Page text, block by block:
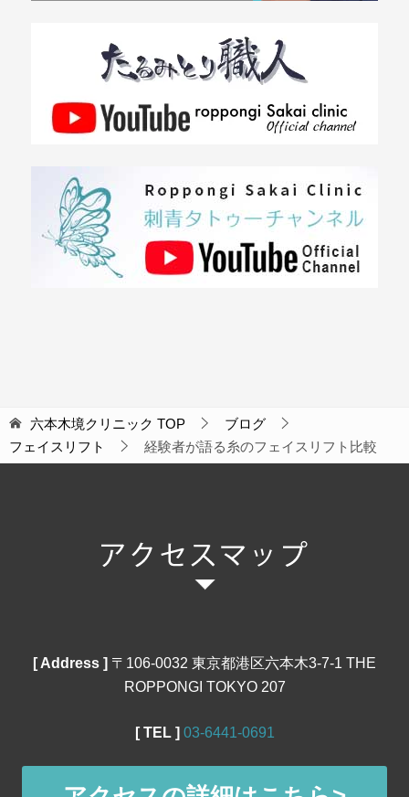
六本木境クリニック TOP
ブログ
フェイスリフト
経験者が語る糸のフェイスリフト比較
[ Address ] 〒106‐0032 東京都港区六本木3-7-1 THE
ROPPONGI TOKYO 207
[ TEL ] 03‐6441‐0691